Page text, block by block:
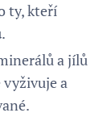
ty, kteří
.
a jílů
vyživuje a